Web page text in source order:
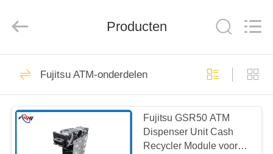
HUIS
PRODUCTEN
Technology
Rights
ATM-
Vervangstukken
932
Producten
Fujitsu ATM-onderdelen
Fujitsu GSR50 ATM
Dispenser Unit Cash
Recycler Module voor